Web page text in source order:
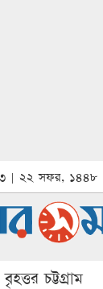
| ২২ সফর, ১৪৪৮
বৃহত্তর চট্টগ্রাম